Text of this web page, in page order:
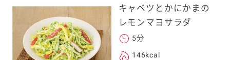
キャベツとかにかまの
レモンマヨサラダ
5分
146kcal